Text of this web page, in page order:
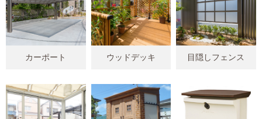
カーポート ウッドデッキ 目隠しフェンス